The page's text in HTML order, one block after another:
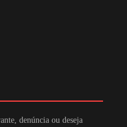
denúncia ou deseja